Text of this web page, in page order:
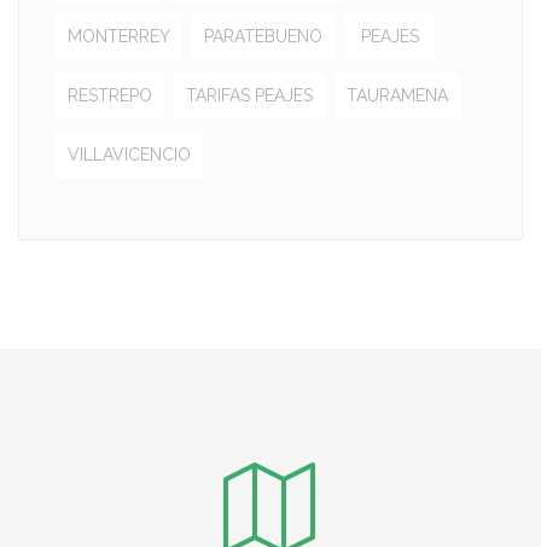
MONTERREY PARATEBUENO PEAJES
RESTREPO TARIFAS PEAJES TAURAMENA
VILLAVICENCIO